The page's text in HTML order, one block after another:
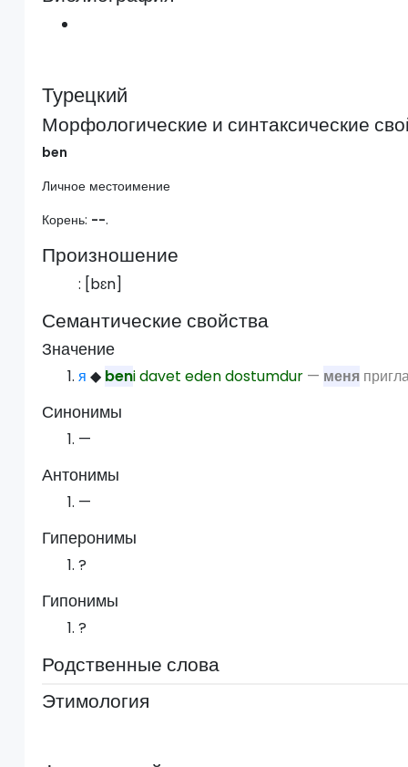
Турецкий
Морфологические и синтаксические
ben
Личное местоимение
Корень: --.
Произношение
: [bɛn]
Семантические свойства
Значение
я ◆ beni davet eden dostumdur — меня
Синонимы
—
Антонимы
—
Гиперонимы
?
Гипонимы
?
Родственные слова
Этимология